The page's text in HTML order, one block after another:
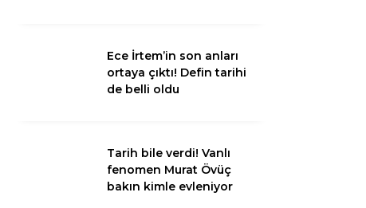
3.Sayfa
Ekonomi
Magazin
Ece İrtem’in son anları
ortaya çıktı! Defin tarihi
de belli oldu
Tarih bile verdi! Vanlı
fenomen Murat Övüç
bakın kimle evleniyor